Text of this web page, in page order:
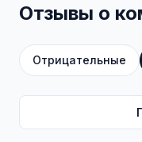
Отзывы о
Отрицательные